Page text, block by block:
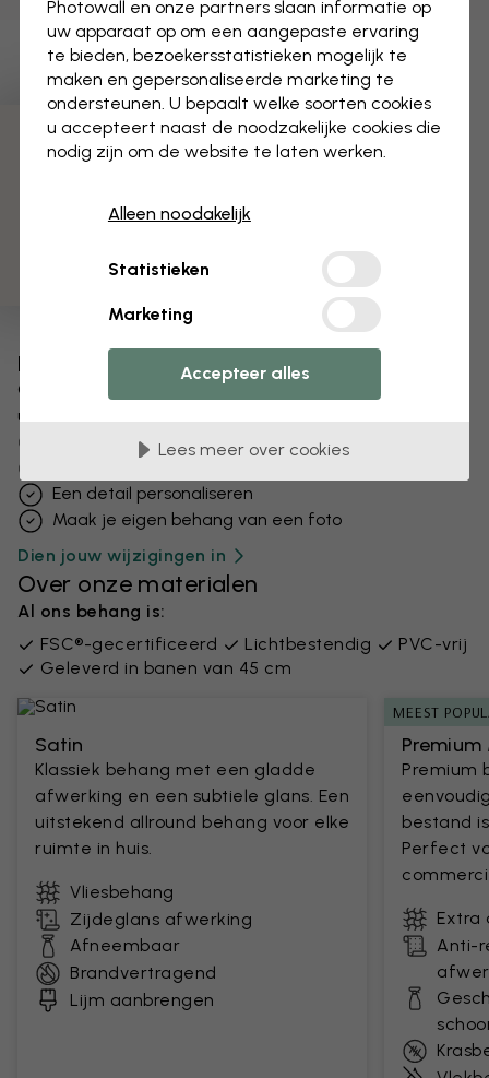
Bewerk uw behang
Ons ontwerpteam kan elk motief aanpassen om het
uniek voor jou te maken.
Het formaat of de kleuren aanpassen
Een detail personaliseren
Maak je eigen behang van een foto
Dien jouw wijzigingen in
Over onze materialen
Al ons behang is:
FSC®-gecertificeerd
Lichtbestendig
PVC-vrij
Geleverd in banen van 45 cm
Satin
Klassiek behang met een gladde
afwerking en een subtiele glans. Een
uitstekend allround behang voor elke
ruimte in huis.
Vliesbehang
Zijdeglans afwerking
Afneembaar
Brandvertragend
Lijm aanbrengen
MEEST
Premium
bestand
Perfect
Extra
Anti-
Photowall en onze partners slaan informatie op
uw apparaat op om een aangepaste ervaring
te bieden, bezoekersstatistieken mogelijk te
maken en gepersonaliseerde marketing te
ondersteunen. U bepaalt welke soorten cookies
u accepteert naast de noodzakelijke cookies die
nodig zijn om de website te laten werken.
Alleen noodakelijk
Statistieken
Marketing
Accepteer alles
Lees meer over cookies